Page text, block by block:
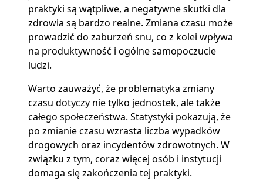
praktyki są wątpliwe, a negatywne skutki dla
zdrowia są bardzo realne. Zmiana czasu może
prowadzić do zaburzeń snu, co z kolei wpływa
na produktywność i ogólne samopoczucie
ludzi.
Warto zauważyć, że problematyka zmiany
czasu dotyczy nie tylko jednostek, ale także
całego społeczeństwa. Statystyki pokazują, że
po zmianie czasu wzrasta liczba wypadków
drogowych oraz incydentów zdrowotnych. W
związku z tym, coraz więcej osób i instytucji
domaga się zakończenia tej praktyki.